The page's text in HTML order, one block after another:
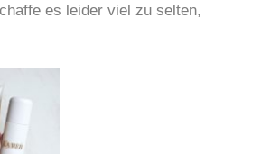
es leider viel zu selten,